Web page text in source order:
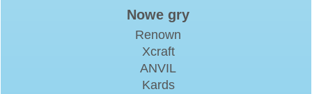
Nowe gry
Renown
Xcraft
ANVIL
Kards